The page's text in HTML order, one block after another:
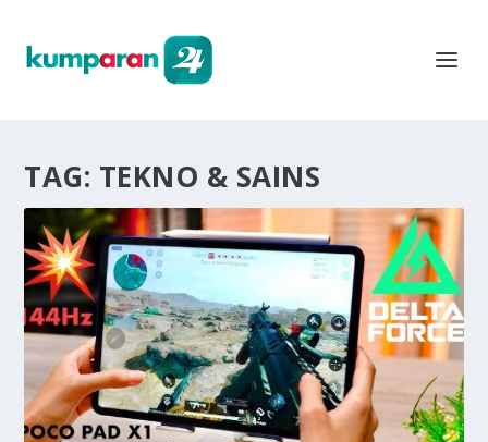
TAG: TEKNO & SAINS